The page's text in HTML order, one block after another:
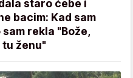
staro ćebe i
bacim: Kad sam
rekla "Bože,
ženu"